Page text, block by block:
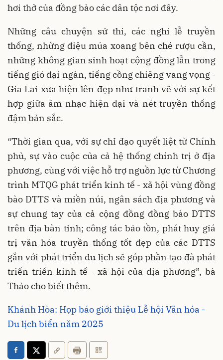
hơi thở của đồng bào các dân tộc nơi đây.
Những câu chuyện sử thi, các nghi lễ truyền
thống, những điệu múa xoang bên ché rượu cần,
những không gian sinh hoạt cộng đồng lẫn trong
tiếng gió đại ngàn, tiếng cồng chiêng vang vọng -
Gia Lai xưa hiện lên đẹp như tranh vẽ với sự kết
hợp giữa âm nhạc hiện đại và nét truyền thống
đậm bản sắc.
“Thời gian qua, với sự chỉ đạo quyết liệt từ Chính
phủ, sự vào cuộc của cả hệ thống chính trị ở địa
phương, cùng với việc hỗ trợ nguồn lực từ Chương
trình MTQG phát triển kinh tế - xã hội vùng đồng
bào DTTS và miền núi, ngân sách địa phương và
sự chung tay của cả cộng đồng đồng bào DTTS
trên địa bàn tỉnh; công tác bảo tồn, phát huy giá
trị văn hóa truyền thống tốt đẹp của các DTTS
gắn với phát triển du lịch sẽ góp phần tạo đà phát
triển triển kinh tế - xã hội của địa phương”, bà
Thảo cho biết thêm.
Khánh Hòa: Họp báo giới thiệu Lễ hội Văn hóa -
Du lịch biển năm 2025